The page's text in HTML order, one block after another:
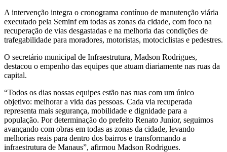
A intervenção integra o cronograma contínuo de manutenção viária
executado pela Seminf em todas as zonas da cidade, com foco na
recuperação de vias desgastadas e na melhoria das condições de
trafegabilidade para moradores, motoristas, motociclistas e pedestres.
O secretário municipal de Infraestrutura, Madson Rodrigues,
destacou o empenho das equipes que atuam diariamente nas ruas da
capital.
“Todos os dias nossas equipes estão nas ruas com um único
objetivo: melhorar a vida das pessoas. Cada via recuperada
representa mais segurança, mobilidade e dignidade para a
população. Por determinação do prefeito Renato Junior, seguimos
avançando com obras em todas as zonas da cidade, levando
melhorias reais para dentro dos bairros e transformando a
infraestrutura de Manaus”, afirmou Madson Rodrigues.